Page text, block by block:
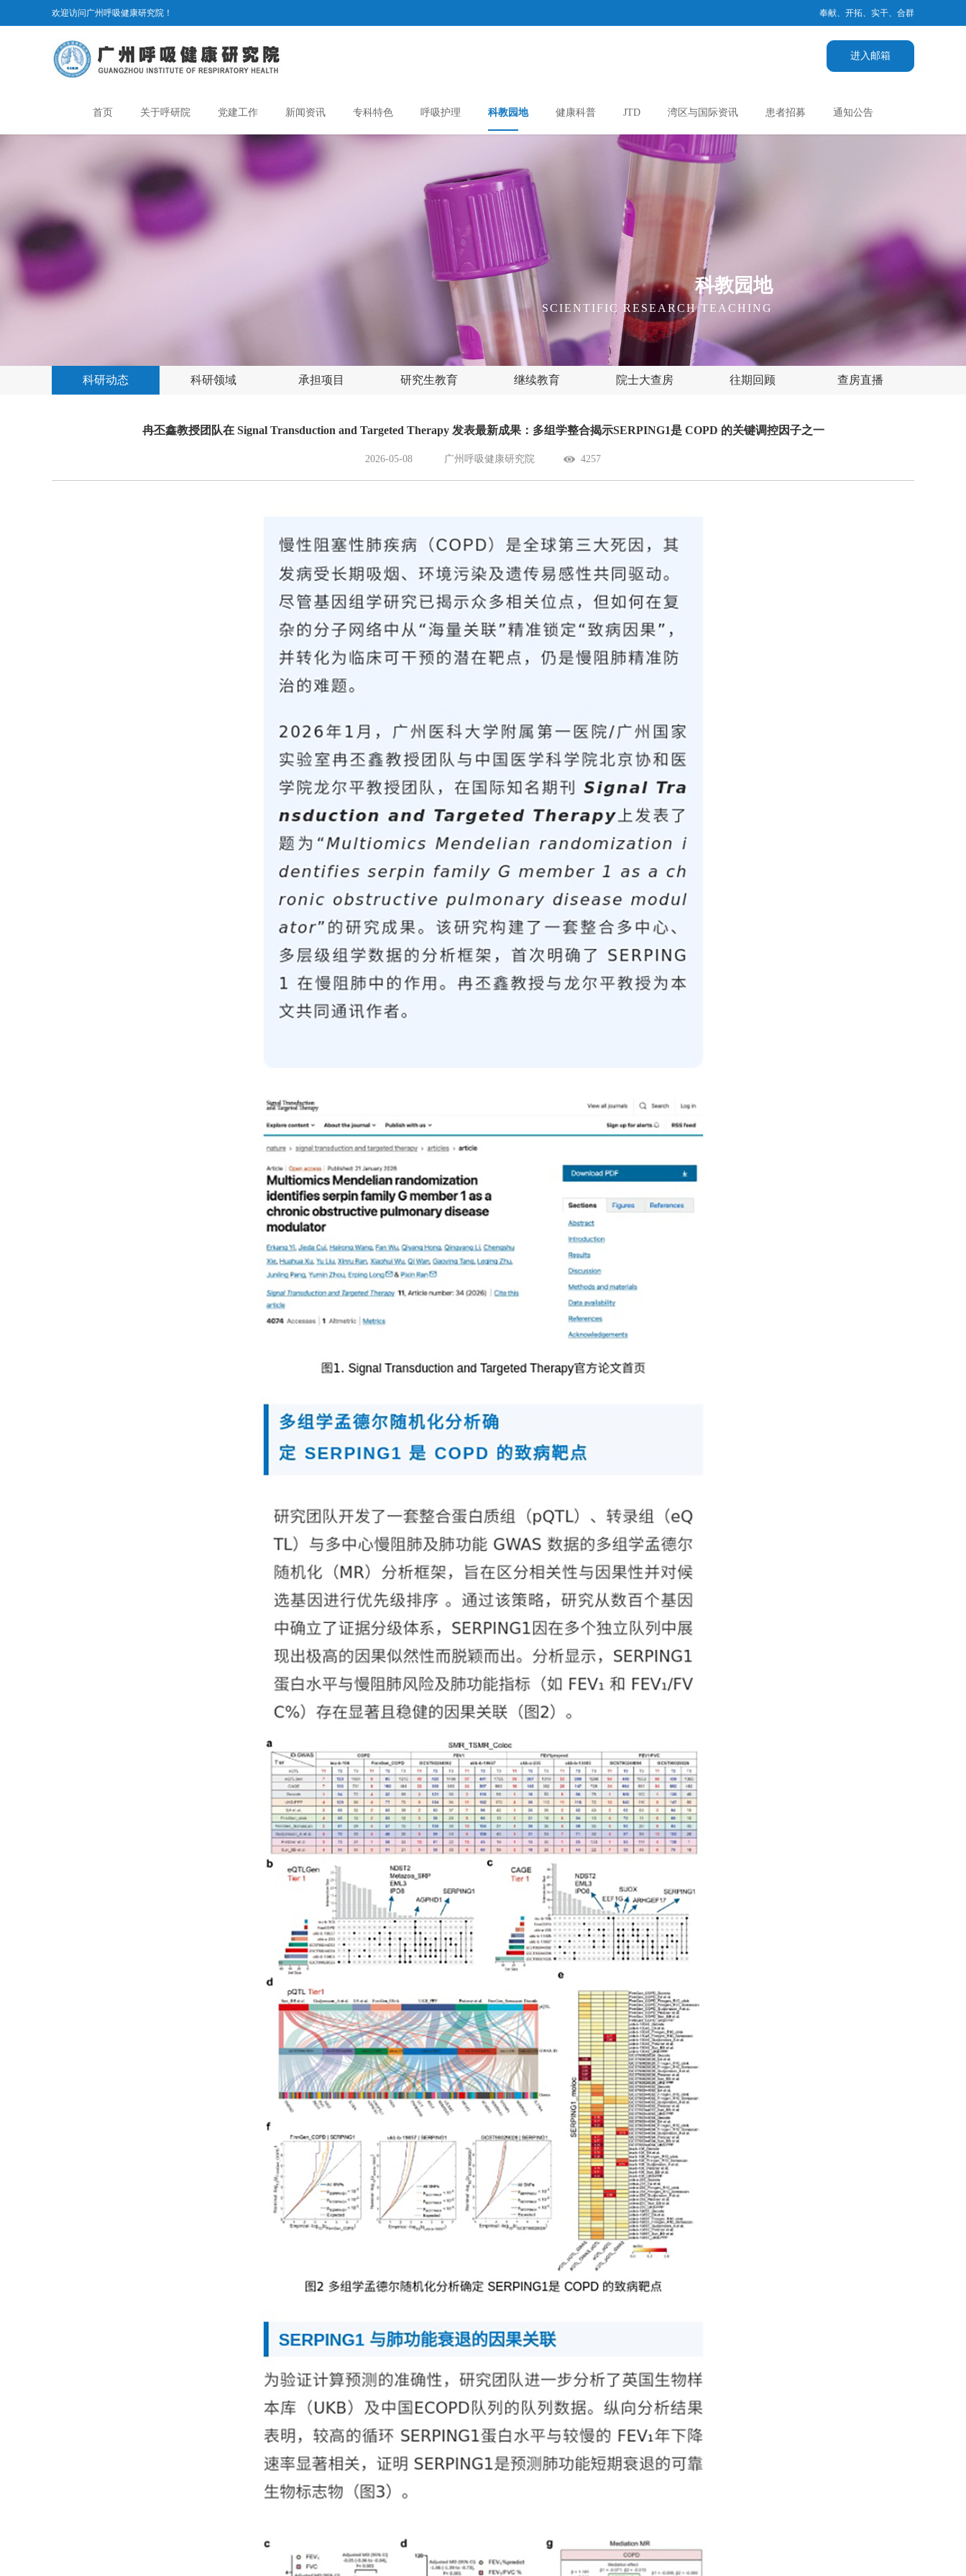
欢迎访问广州呼吸健康研究院！ 奉献、开拓、实干、合群
进入邮箱
首页 关于呼研院 党建工作 新闻资讯 专科特色 呼吸护理 科教园地 健康科普 JTD 湾区与国际资讯 患者招募 通知公告
科教园地
SCIENTIFIC RESEARCH TEACHING
科研动态 科研领域 承担项目 研究生教育 继续教育 院士大查房 往期回顾 查房直播
冉丕鑫教授团队在 Signal Transduction and Targeted Therapy 发表最新成果：多组学整合揭示SERPING1是 COPD 的关键调控因子之一
2026-05-08 广州呼吸健康研究院 4257